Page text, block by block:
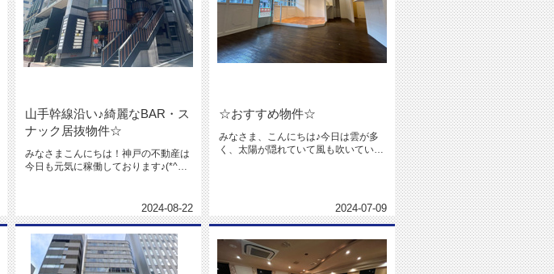
山手幹線沿い♪綺麗なBAR・ス
ナック居抜物件☆
みなさまこんにちは！神戸の不動産は
今日も元気に稼働しております♪(*^ー
2024-08-22
☆おすすめ物件☆
みなさま、こんにちは♪今日は雲が多
く、太陽が隠れていて風も吹いていた
2024-07-09